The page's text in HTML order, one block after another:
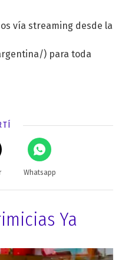
vía streaming desde la
) para toda
Whatsapp
Ya